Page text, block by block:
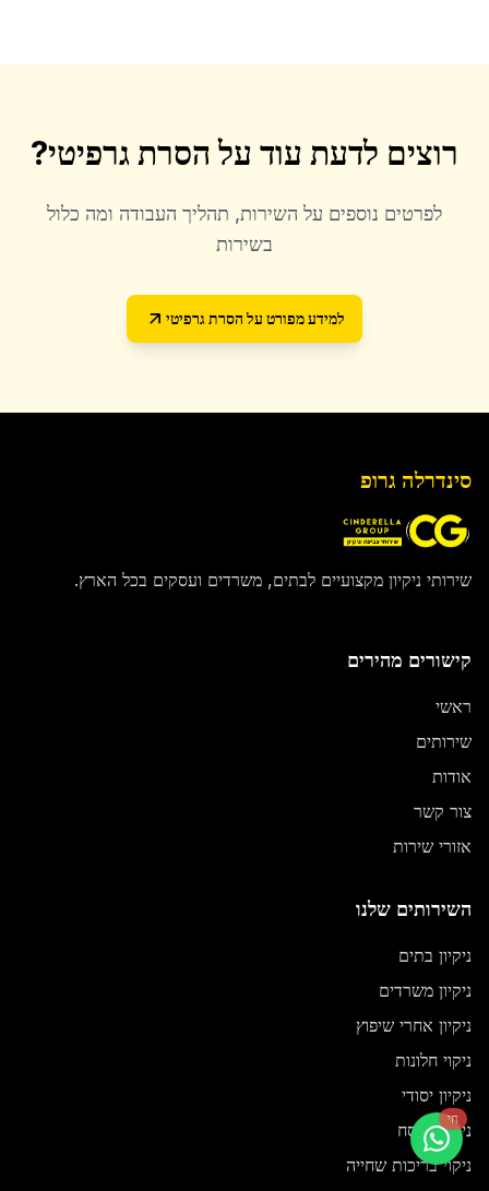
רוצים לדעת עוד עלהסרת גרפיטי?
לפרטים נוספים על השירות, תהליך העבודה ומה כלול
בשירות
למידע מפורט על הסרת גרפיטי
סינדרלה גרופ
שירותי ניקיון מקצועיים לבתים, משרדים ועסקים בכל הארץ.
קישורים מהירים
ראשי
שירותים
אודות
צור קשר
אזורי שירות
השירותים שלנו
ניקיון בתים
ניקיון משרדים
ניקיון אחרי שיפוץ
ניקוי חלונות
ניקיון יסודי
ניקיון לפסח
ניקוי בריכות שחייה
חי